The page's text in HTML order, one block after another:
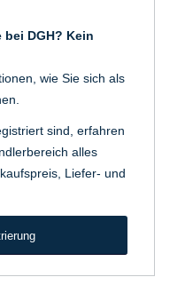
DGH? Kein
wie Sie sich als
sind, erfahren
alles
Liefer- und